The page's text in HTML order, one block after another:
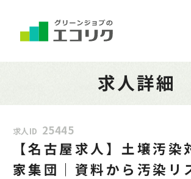
求人詳細
求人ID 25445
【名古屋求人】土壌汚染
家集団｜資料から汚染リ